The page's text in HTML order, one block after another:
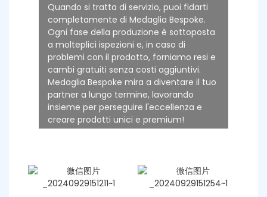
Quando si tratta di servizio, puoi fidarti
completamente di Medaglia Bespoke.
Ogni fase della produzione è sottoposta
a molteplici ispezioni e, in caso di
problemi con il prodotto, forniamo resi e
cambi gratuiti senza costi aggiuntivi.
Medaglia Bespoke mira a diventare il tuo
partner a lungo termine, lavorando
insieme per perseguire l'eccellenza e
creare prodotti unici e premium!